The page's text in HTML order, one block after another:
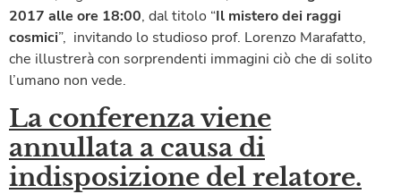
2017 alle ore 18:00, dal titolo “Il mistero dei raggi
cosmici”, invitando lo studioso prof. Lorenzo Marafatto,
che illustrerà con sorprendenti immagini ciò che di solito
l’umano non vede.
La conferenza viene
annullata a causa di
indisposizione del relatore.